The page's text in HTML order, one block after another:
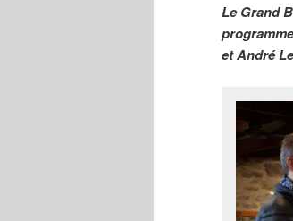
Le Grand
et André